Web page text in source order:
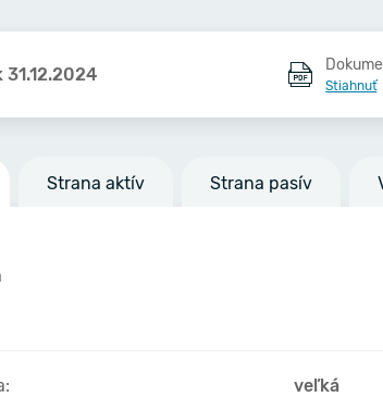
Stiahnuť
Strana aktív Strana pasív
veľká